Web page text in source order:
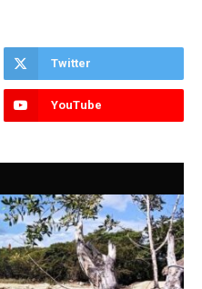
Twitter
YouTube